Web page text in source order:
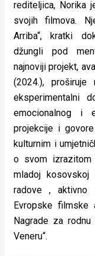
rediteljica, Norika
svojih filmova.
Arriba“, kratki
džungli pod
najnoviji projekt,
(2024.),
eksperimentalni
emocionalnog i
projekcije i
kulturnim i
o svom
mladoj
radove , aktivno
Evropske filmske
Nagrade za
Veneru“.